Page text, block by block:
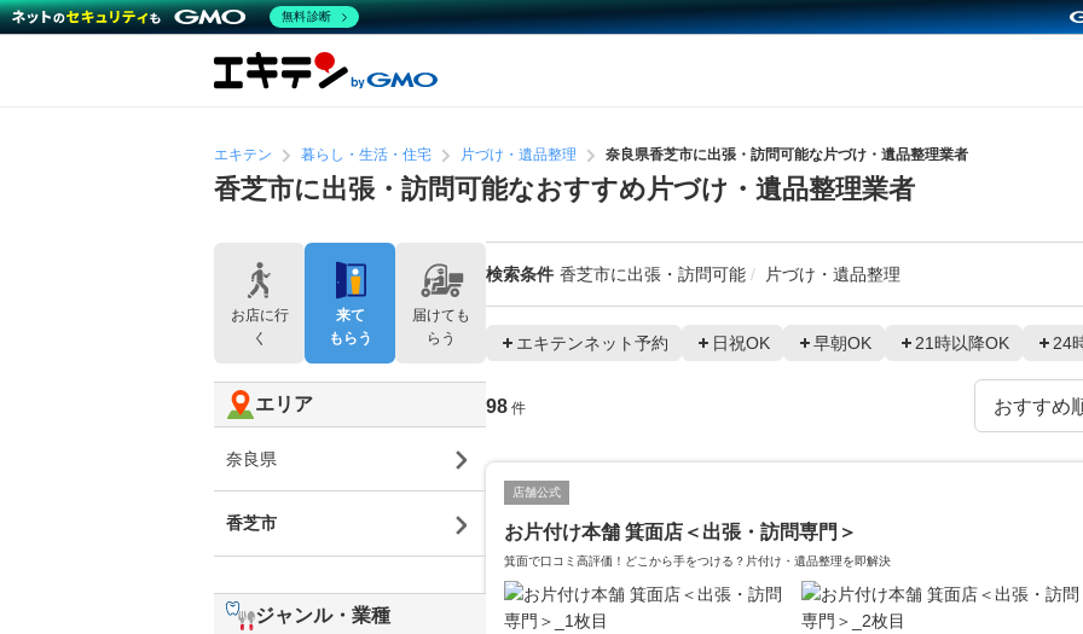
エキテン 暮らし・生活・住宅 片づけ・遺品整理 奈良県香芝市に出張・訪問可能な片づけ・遺品整理業者
香芝市に出張・訪問可能なおすすめ片づけ・遺品整理業者
検索条件 香芝市に出張・訪問可能 片づけ・遺品整理
エキテンネット予約 日祝OK 早朝OK 21時以降OK 24
98 件
店舗公式
お片付け本舗 箕面店＜出張・訪問専門＞
箕面で口コミ高評価！どこから手をつける？片付け・遺品整理を即解決
お店に行
く
来て
もらう
届けても
らう
エリア
奈良県
香芝市
ジャンル・業種
無料診断